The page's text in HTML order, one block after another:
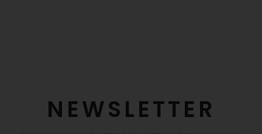
NEWSLETTER